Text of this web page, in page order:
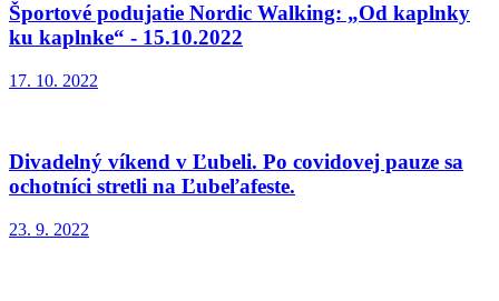
Športové podujatie Nordic Walking: „Od kaplnky
ku kaplnke“ - 15.10.2022
17. 10. 2022
Divadelný víkend v Ľubeli. Po covidovej pauze sa
ochotníci stretli na Ľubeľafeste.
23. 9. 2022